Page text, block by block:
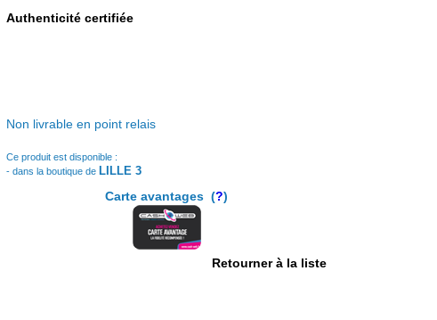
Authenticité certifiée
Non livrable en point relais
Ce produit est disponible :
- dans la boutique de LILLE 3
Carte avantages (?)
Retourner à la liste